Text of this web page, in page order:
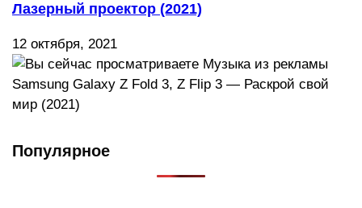
Лазерный проектор (2021)
12 октября, 2021
Популярное